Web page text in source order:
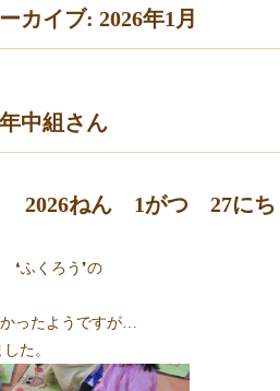
カイブ: 2026年1月
中組さん
2026ねん 1がつ 27にち
❛ふくろう❜の
ったようですが…
た。